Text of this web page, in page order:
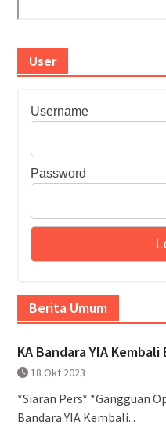
User
Username
Password
Berita Umum
KA Bandara YIA
18 Okt 2023
*Siaran Pers* *Gangguan
Bandara YIA Kembali...